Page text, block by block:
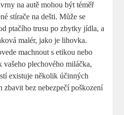
na autě mohou být téměř
stírače na dešti. Může se
ptačího trusu po zbytky jídla, a
malér, jako je lihovka.
machnout s etikou nebo
vašeho plechového miláčka,
existuje několik účinných
zbavit bez nebezpečí poškození